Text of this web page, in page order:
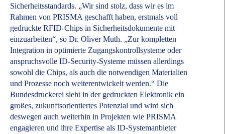
Sicherheitsstandards. „Wir sind stolz, dass wir es im
Rahmen von PRISMA geschafft haben, erstmals voll
gedruckte RFID-Chips in Sicherheitsdokumente mit
einzuarbeiten“, so Dr. Oliver Muth. „Zur kompletten
Integration in optimierte Zugangskontrollsysteme oder
anspruchsvolle ID-Security-Systeme müssen allerdings
sowohl die Chips, als auch die notwendigen Materialien
und Prozesse noch weiterentwickelt werden.“ Die
Bundesdruckerei sieht in der gedruckten Elektronik ein
großes, zukunftsorientiertes Potenzial und wird sich
deswegen auch weiterhin in Projekten wie PRISMA
engagieren und ihre Expertise als ID-Systemanbieter